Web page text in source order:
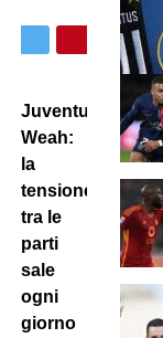
Juventus-
Weah:
la
tensione
tra le
parti
sale
ogni
giorno